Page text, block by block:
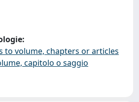
to volume, chapters or articles
capitolo o saggio